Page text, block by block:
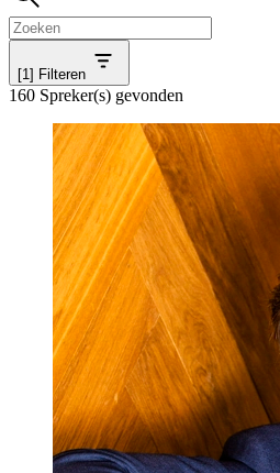
[1] Filteren
160 Spreker(s) gevonden